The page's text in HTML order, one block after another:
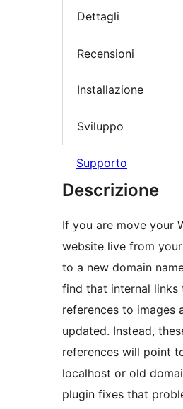
Dettagli
Recensioni
Installazione
Sviluppo
Supporto
Descrizione
If you are move your
website live from
to a new domain
find that internal links
references to images
updated. Instead,
references will point
localhost or old
plugin fixes that